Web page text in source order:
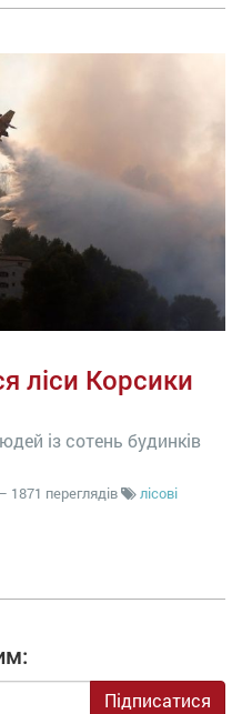
ліси Корсики
із сотень будинків
1871 переглядів
лісові
Підписатися